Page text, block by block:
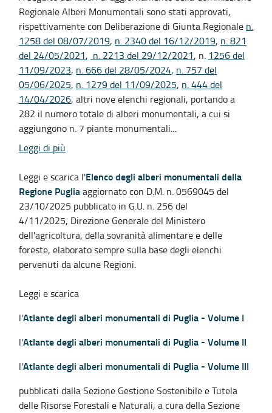
Regionale Alberi Monumentali sono stati approvati,
rispettivamente con Deliberazione di Giunta Regionale n.
1258 del 08/07/2019, n. 2340 del 16/12/2019, n. 821
del 24/05/2021, n. 2213 del 29/12/2021, n. 1256 del
11/09/2023, n. 666 del 28/05/2024, n. 757 del
05/06/2025, n. 1279 del 11/09/2025, n. 444 del
14/04/2026, altri nove elenchi regionali, portando a
282 il numero totale di alberi monumentali, a cui si
aggiungono n. 7 piante monumentali...
Leggi di più
Leggi e scarica l'Elenco degli alberi monumentali della
Regione Pugliaaggiornato con D.M. n. 0569045 del
23/10/2025 pubblicato in G.U. n. 256 del
4/11/2025, Direzione Generale del Ministero
dell'agricoltura, della sovranità alimentare e delle
foreste, elaborato sempre sulla base degli elenchi
pervenuti da alcune Regioni.
Leggi e scarica
l'Atlante degli alberi monumentali di Puglia - Volume I
l'Atlante degli alberi monumentali di Puglia - Volume II
l'Atlante degli alberi monumentali di Puglia - Volume III
pubblicati dalla Sezione Gestione Sostenibile e Tutela
delle Risorse Forestali e Naturali, a cura della Sezione